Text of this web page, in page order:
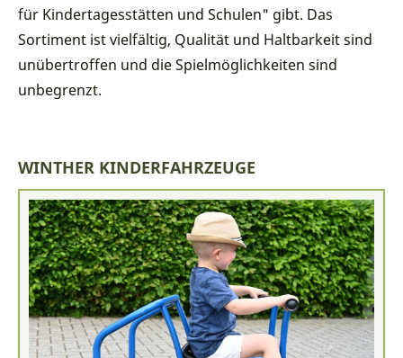
für Kindertagesstätten und Schulen" gibt. Das
Sortiment ist vielfältig, Qualität und Haltbarkeit sind
unübertroffen und die Spielmöglichkeiten sind
unbegrenzt.
WINTHER KINDERFAHRZEUGE